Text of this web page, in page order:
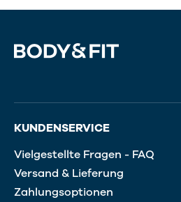
KUNDENSERVICE
Vielgestellte Fragen - FAQ
Versand & Lieferung
Zahlungsoptionen